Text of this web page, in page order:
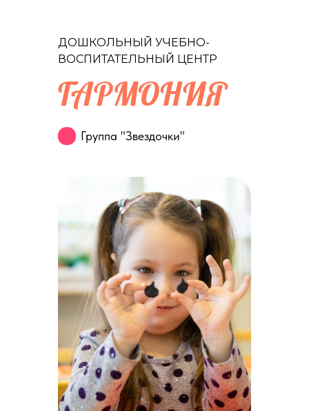
Группа "Звездочки"
ГАРМОНИ Я
ДОШКОЛЬНЫЙ УЧЕБНО-
ВОСПИТАТЕЛЬНЫЙ ЦЕНТР